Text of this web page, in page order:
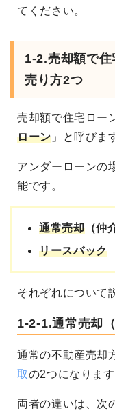
てください。
1-2.売却額で
売り方2つ
売却額で住宅ロー
ローン」と呼びま
アンダーローンの
能です。
通常売却（仲
リースバック
それぞれについて
1-2-1.通常売却
通常の不動産売却
取の2つになります
両者の違いは、次